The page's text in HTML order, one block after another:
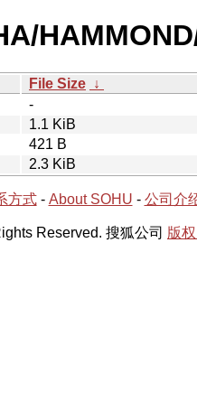
File Size ↓
-
1.1 KiB
421 B
2.3 KiB
方式- About SOHU - 公司介
Reserved. 搜狐公司 版